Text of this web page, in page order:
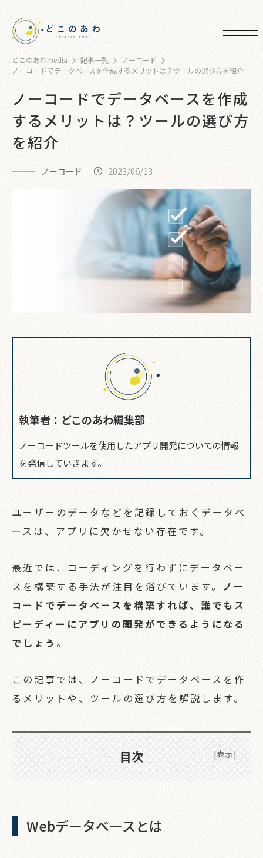
どこのあわmedia 記事一覧
ノーコード
ノーコードでデータベースを作成するメリットは？ツールの選び方を紹介
ノーコードでデータベースを作成
するメリットは？ツールの選び方
を紹介
ノーコード 2023/06/13
執筆者：どこのあわ編集部
ノーコードツールを使用したアプリ開発についての情報
を発信していきます。
ユーザーのデータなどを記録しておくデータベ
ースは、アプリに欠かせない存在です。
最近では、コーディングを行わずにデータベー
スを構築する手法が注目を浴びています。 ノー
コードでデータベースを構築すれば、誰でもス
ピーディーにアプリの開発ができるようになる
でしょう 。
この記事では、ノーコードでデータベースを作
るメリットや、ツールの選び方を解説します。
目次 [表示]
Webデータベースとは